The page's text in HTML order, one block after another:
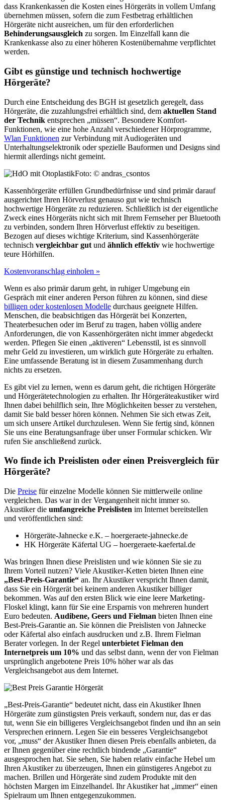
dass Krankenkassen die Kosten eines Hörgeräts in vollem Umfang
übernehmen müssen, sofern die zum Festbetrag erhältlichen
Hörgeräte nicht ausreichen, um für den erforderlichen
Behinderungsausgleich zu sorgen. Im Einzelfall kann die
Krankenkasse also zu einer höheren Kostenübernahme verpflichtet
werden.
Gibt es günstige und technisch hochwertige
Hörgeräte?
Durch eine Entscheidung des BGH ist gesetzlich geregelt, dass
Hörgeräte, die zuzahlungsfrei erhältlich sind, dem aktuellen Stand
der Technik entsprechen „müssen“. Besondere Komfort-
Funktionen, wie eine hohe Anzahl verschiedener Hörprogramme,
Wlan Funktionen zur Verbindung mit Audiogeräten und
Unterhaltungselektronik oder spezielle Bauformen und Designs sind
hiermit allerdings nicht gemeint.
Foto: © andras_csontos
Kassenhörgeräte erfüllen Grundbedürfnisse und sind primär darauf
ausgerichtet Ihren Hörverlust genauso gut wie technisch
hochwertige Hörgeräte zu reduzieren. Schließlich ist der eigentliche
Zweck eines Hörgeräts nicht sich mit Ihrem Fernseher per Bluetooth
zu verbinden, sondern Ihren Hörverlust effektiv zu beseitigen.
Bezogen auf dieses wichtige Kriterium, sind Kassenhörgeräte
technisch vergleichbar gut und ähnlich effektiv wie hochwertige
teure Hörhilfen.
Kostenvoranschlag einholen »
Wenn es also primär darum geht, in ruhiger Umgebung ein
Gespräch mit einer anderen Person führen zu können, sind diese
billigen oder kostenlosen Modelle durchaus geeignete Hilfen.
Menschen, die beabsichtigen das Hörgerät bei Konzerten,
Theaterbesuchen oder im Beruf zu tragen, haben völlig andere
Anforderungen, die von Kassenhörgeräten nicht immer abgedeckt
werden. Pflegen Sie einen „aktiveren“ Lebensstil, ist es sinnvoll
mehr Geld zu investieren, um wirklich gute Hörgeräte zu erhalten.
Eine umfassende Beratung ist in diesem Zusammenhang durch
nichts zu ersetzen.
Es gibt viel zu lernen, wenn es darum geht, die richtigen Hörgeräte
und Hörgerätetechnologien zu erhalten. Ihr Hörgeräteakustiker wird
Ihnen dabei behilflich sein, Ihre Möglichkeiten besser zu verstehen,
damit Sie bald besser hören können. Nehmen Sie sich etwas Zeit,
um sich unsere Artikel durchzulesen. Wenn Sie fertig sind, können
Sie uns eine Beratungsanfrage über unser Formular schicken. Wir
rufen Sie anschließend zurück.
Wo finde ich Preislisten oder einen Preisvergleich für
Hörgeräte?
Die Preise für einzelne Modelle können Sie mittlerweile online
vergleichen. Das war in der Vergangenheit nicht immer so.
Akustiker die umfangreiche Preislisten im Internet bereitstellen
und veröffentlichen sind:
Hörgeräte-Jahnecke e.K. – hoergeraete-jahnecke.de
HK Hörgeräte Käfertal UG – hoergeraete-kaefertal.de
Was bringen Ihnen diese Preislisten und wie können Sie sie zu
Ihrem Vorteil nutzen? Viele Akustiker-Ketten bieten Ihnen eine
„Best-Preis-Garantie“ an. Ihr Akustiker verspricht Ihnen damit,
dass Sie ein Hörgerät bei keinem anderen Akustiker billiger
bekommen. Was auf den ersten Blick wie eine leere Marketing-
Floskel klingt, kann für Sie eine Ersparnis von mehreren hundert
Euro bedeuten. Audibene, Geers und Fielman bieten Ihnen eine
Best-Preis-Garantie an. Sie können die Preislisten von Jahnecke
oder Käfertal also einfach ausdrucken und z.B. Ihrem Fielman
Berater vorlegen. In der Regel unterbietet Fielman den
Internetpreis um 10% und das selbst dann, wenn der von Fielman
ursprünglich angebotene Preis 10% höher war als das
Vergleichsangebot aus dem Internet.
„Best-Preis-Garantie“ bedeutet nicht, dass ein Akustiker Ihnen
Hörgeräte zum günstigsten Preis verkauft, sondern nur, das er das
tut, wenn Sie ein billigeres Vergleichsangebot finden und ihn an sein
Versprechen erinnern. Legen Sie ein besseres Vergleichsangebot
vor, „muss“ der Akustiker Ihnen diesen Preis ebenfalls anbieten, da
er Ihnen gegenüber eine rechtlich bindende „Garantie“
ausgesprochen hat. Sie sehen, Sie haben relativ einfache Hebel um
Ihren Akustiker zu überzeugen, Ihnen ein günstigeres Angebot zu
machen. Brillen und Hörgeräte sind zudem Produkte mit den
höchsten Margen im Einzelhandel. Ihr Akustiker hat „immer“ einen
Spielraum um Ihnen entgegenzukommen.